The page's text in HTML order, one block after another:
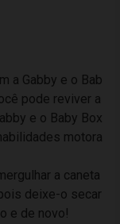
a Gabby e o Bab
pode reviver a
e o Baby Box
motora
a caneta
deixe-o secar
e de novo!